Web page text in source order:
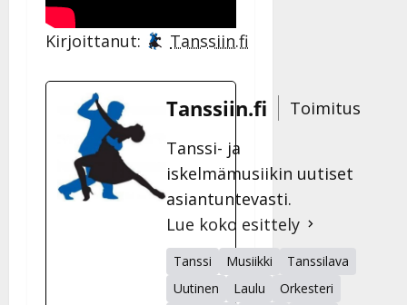
Kirjoittanut: Tanssiin.fi
Tanssiin.fi
Toimitus
Tanssi- ja
iskelmämusiikin uutiset
asiantuntevasti.
Lue koko esittely
Tanssi Musiikki
Tanssilava
Uutinen
Laulu
Orkesteri